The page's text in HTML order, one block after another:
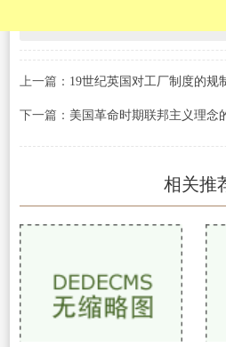
上一篇： 19世纪英国对工厂制度的规
下一篇： 美国革命时期联邦主义理念
相关推